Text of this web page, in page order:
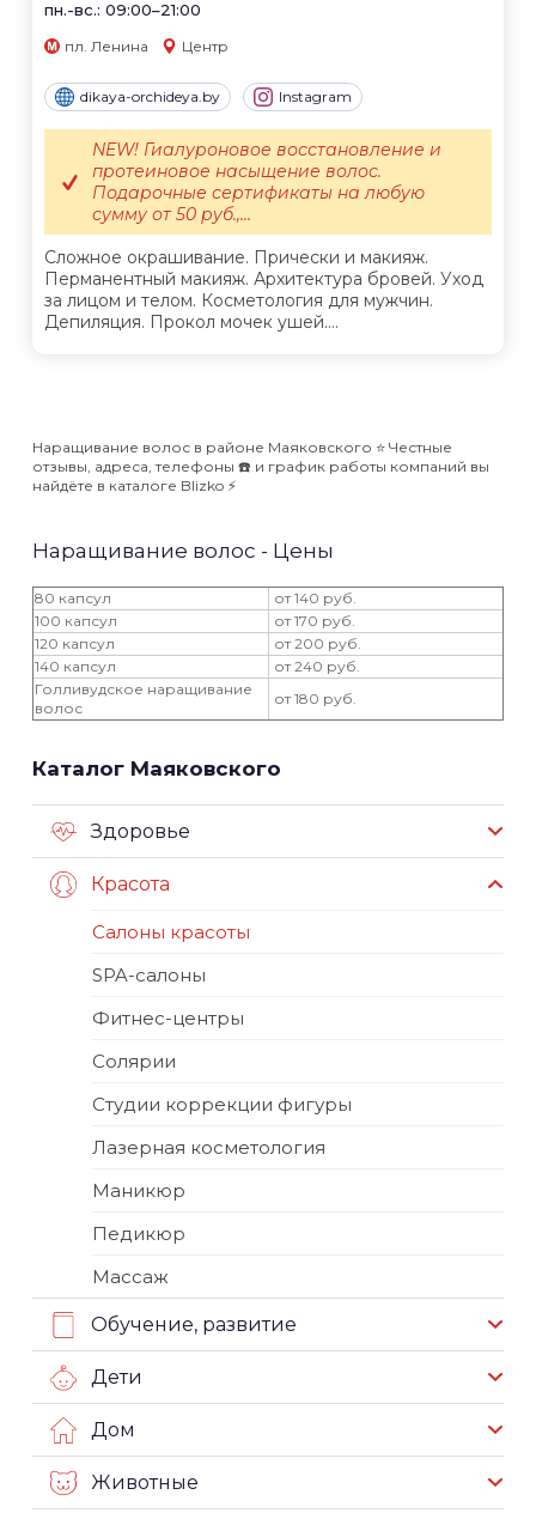
пн.-вс.: 09:00–21:00
пл. Ленина Центр
dikaya-orchideya.by Instagram
Сложное окрашивание. Прически и макияж.
Перманентный макияж. Архитектура бровей. Уход
за лицом и телом. Косметология для мужчин.
Депиляция. Прокол мочек ушей....
NEW! Гиалуроновое восстановление и
протеиновое насыщение волос.
Подарочные сертификаты на любую
сумму от 50 руб.,...
Наращивание волос в районе Маяковского ⭐️ Честные
отзывы, адреса, телефоны ☎️ и график работы компаний вы
найдёте в каталоге Blizko ⚡️
Наращивание волос - Цены
80 капсул
от 140 руб.
100 капсул
от 170 руб.
120 капсул
от 200 руб.
140 капсул
от 240 руб.
Голливудское наращивание
волос
от 180 руб.
Каталог Маяковского
Здоровье
Красота
Салоны красоты
SPA-салоны
Фитнес-центры
Солярии
Студии коррекции фигуры
Лазерная косметология
Маникюр
Педикюр
Массаж
Обучение, развитие
Дети
Дом
Животные